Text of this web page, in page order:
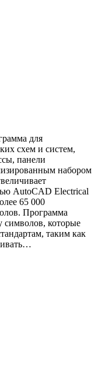
для
схем и систем,
панели
набором
AutoCAD Electrical
65 000
Программа
символов, которые
таким как